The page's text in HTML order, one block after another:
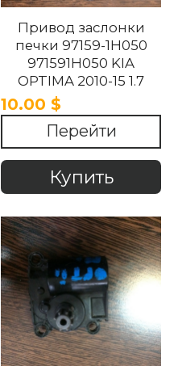
Привод заслонки
печки 97159-1H050
971591H050 KIA
OPTIMA 2010-15 1.7
10.00 $
Перейти
Купить